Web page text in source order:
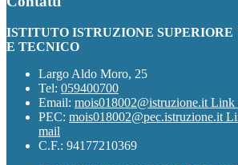
ISTITUTO ISTRUZIONE
E TECNICO
Largo Aldo Moro, 25
Tel: 059400700
Email: mois018002@istruzione.it Link
PEC: mois018002@pec.istruzione.it
mail
C.F.: 94177210369